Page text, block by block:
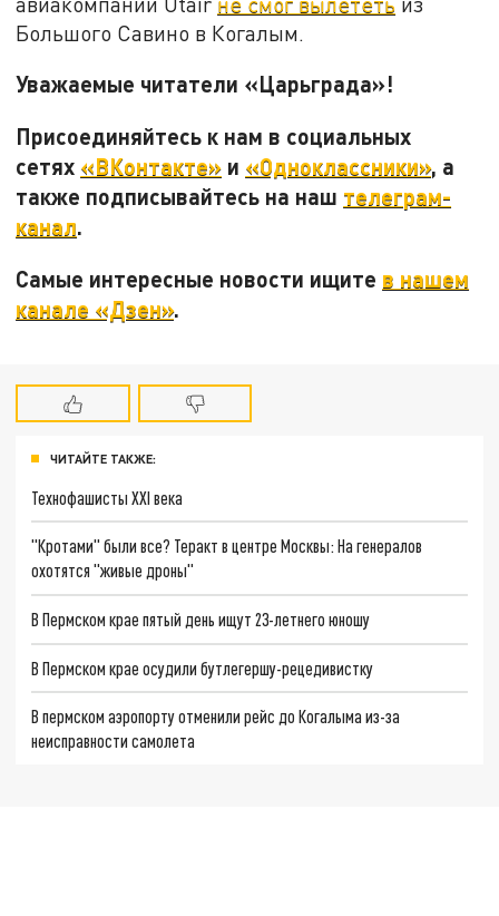
Большого Савино в Когалым.
Уважаемые читатели «Царьграда»!
Присоединяйтесь к нам в социальных
сетях «ВКонтакте» и «Одноклассники», а
также подписывайтесь на наш телеграм-
канал.
Самые интересные новости ищите в нашем
канале «Дзен».
ЧИТАЙТЕ ТАКЖЕ:
Технофашисты XXI века
"Кротами" были все? Теракт в центре Москвы: На генералов
охотятся "живые дроны"
В Пермском крае пятый день ищут 23-летнего юношу
В Пермском крае осудили бутлегершу-рецедивистку
В пермском аэропорту отменили рейс до Когалыма из-за
неисправности самолета